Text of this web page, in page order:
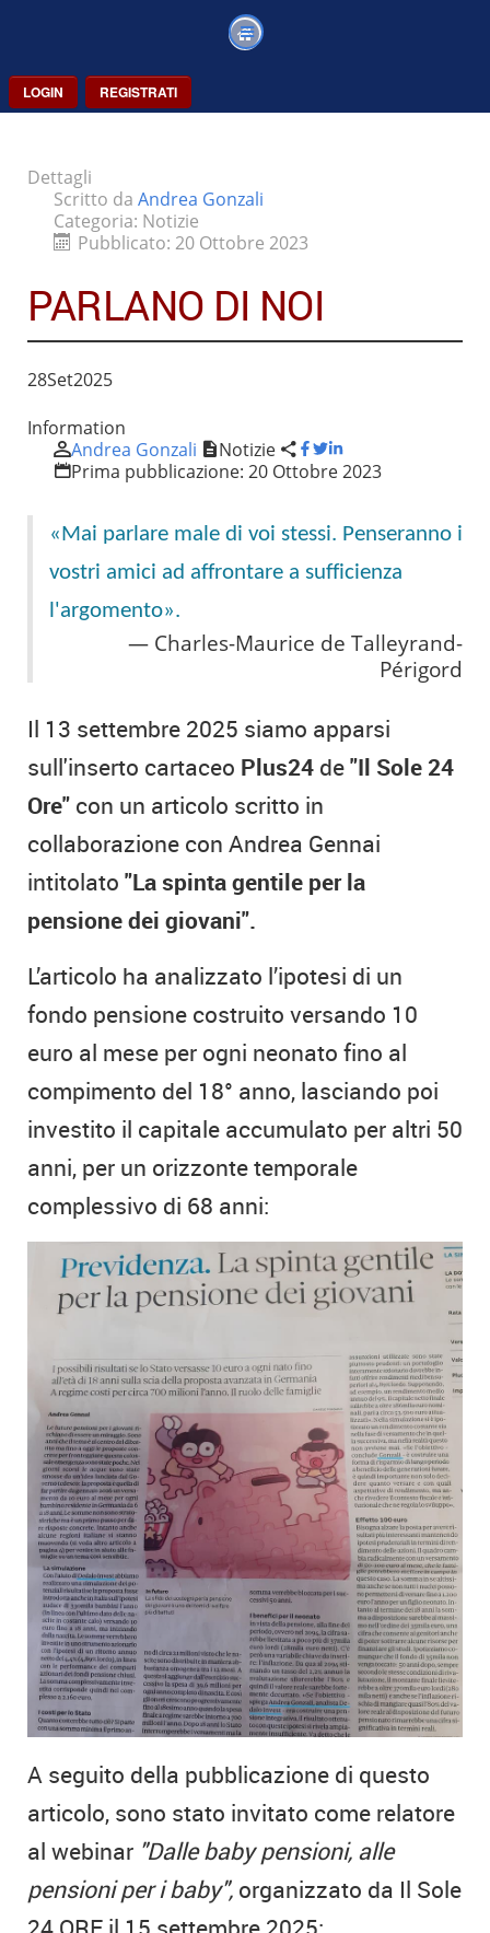
LOGIN REGISTRATI
Dettagli
Scritto da Andrea Gonzali
Categoria: Notizie
Pubblicato: 20 Ottobre 2023
PARLANO DI NOI
28Set2025
Information
Andrea Gonzali
Notizie
Prima pubblicazione: 20 Ottobre 2023
«Mai parlare male di voi stessi. Penseranno i
vostri amici ad affrontare a sufficienza
l'argomento».
Charles-Maurice de Talleyrand-
Périgord
Il 13 settembre 2025 siamo apparsi
sull'inserto cartaceo Plus24 de"Il Sole 24
Ore" con un articolo scritto in
collaborazione con Andrea Gennai
intitolato "La spinta gentile per la
pensione dei giovani".
L’articolo ha analizzato l’ipotesi di un
fondo pensione costruito versando 10
euro al mese per ogni neonato fino al
compimento del 18° anno, lasciando poi
investito il capitale accumulato per altri 50
anni, per un orizzonte temporale
complessivo di 68 anni:
A seguito della pubblicazione di questo
articolo, sono stato invitato come relatore
al webinar "Dalle baby pensioni, alle
pensioni per i baby", organizzato da Il Sole